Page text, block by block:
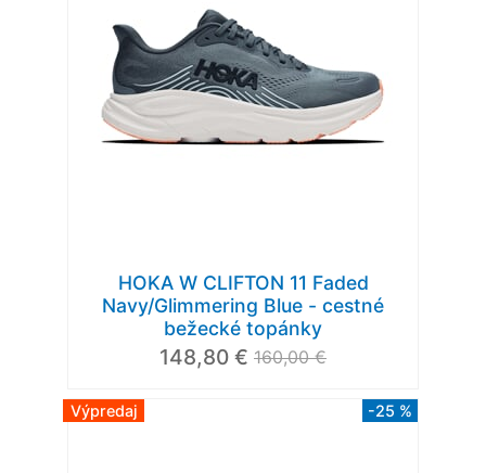
HOKA W CLIFTON 11 Faded
Navy/Glimmering Blue - cestné
bežecké topánky
148,80 € 160,00 €
Výpredaj -25 %